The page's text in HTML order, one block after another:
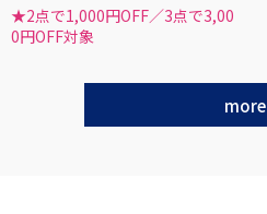
★2点で1,000円OFF／3点で3,00
0円OFF対象
more